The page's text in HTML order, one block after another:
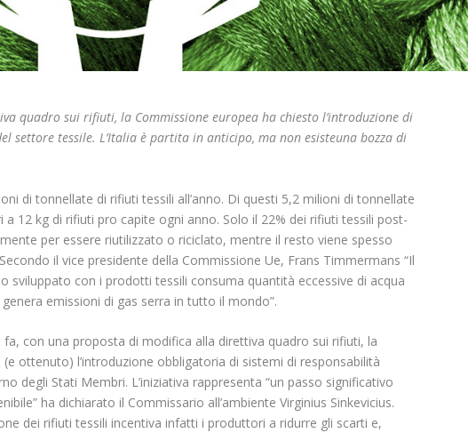
quadro sui rifiuti, la Commissione europea ha chiesto l’introduzione di
settore tessile. L’Italia è partita in anticipo, ma non esisteuna bozza di
di tonnellate di rifiuti tessili all’anno. Di questi 5,2 milioni di tonnellate
12 kg di rifiuti pro capite ogni anno. Solo il 22% dei rifiuti tessili post-
per essere riutilizzato o riciclato, mentre il resto viene spesso
il vice presidente della Commissione Ue, Frans Timmermans “Il
sviluppato con i prodotti tessili consuma quantità eccessive di acqua
emissioni di gas serra in tutto il mondo”.
con una proposta di modifica alla direttiva quadro sui rifiuti, la
ottenuto) l’introduzione obbligatoria di sistemi di responsabilità
degli Stati Membri. L’iniziativa rappresenta “un passo significativo
ha dichiarato il Commissario all’ambiente Virginius Sinkevicius.
dei rifiuti tessili incentiva infatti i produttori a ridurre gli scarti e,